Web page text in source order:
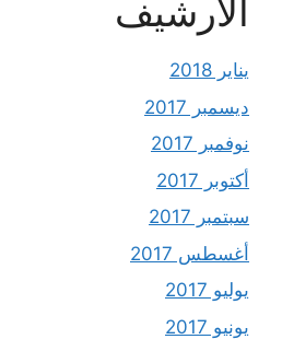
الأرشيف
يناير 2018
ديسمبر 2017
نوفمبر 2017
أكتوبر 2017
سبتمبر 2017
أغسطس 2017
يوليو 2017
يونيو 2017